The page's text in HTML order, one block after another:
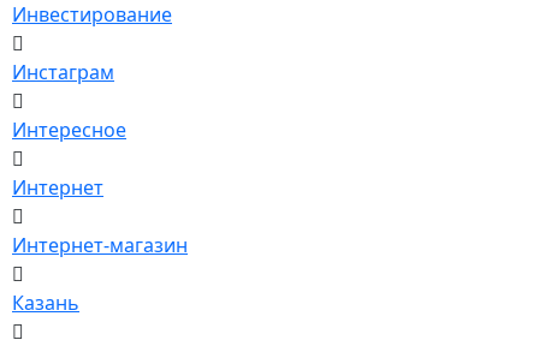
Инвестирование
Инстаграм
Интересное
Интернет
Интернет-магазин
Казань